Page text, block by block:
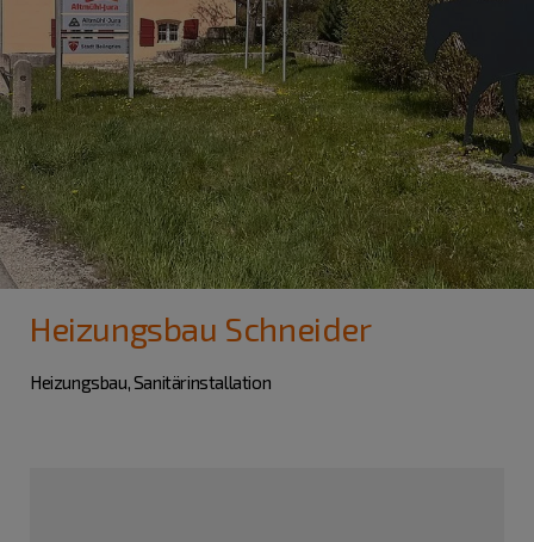
Heizungsbau Schneider
Heizungsbau, Sanitärinstallation